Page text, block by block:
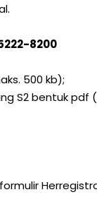
8200
500 kb);
S2 bentuk pdf